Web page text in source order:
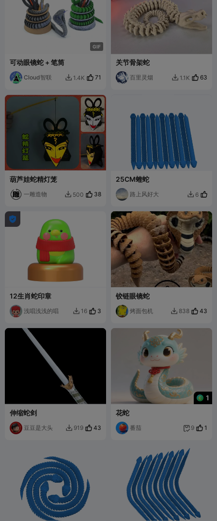
GIF
可动眼镜蛇 + 笔筒
Cloud智联  1.4K 71
关节骨架蛇
百里灵烟  1.1K 63
葫芦娃蛇精灯笼
一雕造物  500 38
25CM蝰蛇
路上风好大  6

12生肖蛇印章
浅唱浅浅的唱  16 3
铰链眼镜蛇
烤面包机  838 43
伸缩蛇剑
豆豆是大头  919 43
1
花蛇
番茄  9 1